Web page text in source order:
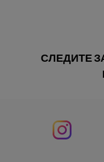
СЛЕДИТЕ